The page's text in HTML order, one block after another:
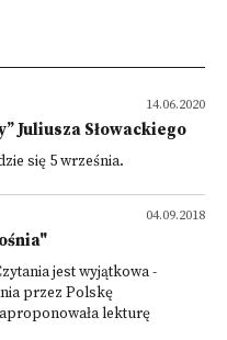
14.06.2020
Juliusza Słowackiego
się 5 września.
04.09.2018
jest wyjątkowa -
przez Polskę
lekturę